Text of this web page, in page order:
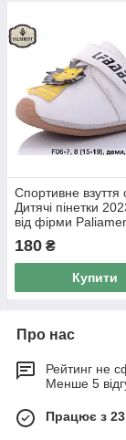
Спортивне взуття
Дитячі пінетки
від фірми
19)
180 ₴
Купити
Про нас
Рейтинг не
Менше 5
Працює з